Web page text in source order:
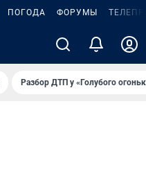
ПОГОДА ФОРУМЫ
Разбор ДТП у «Голубого